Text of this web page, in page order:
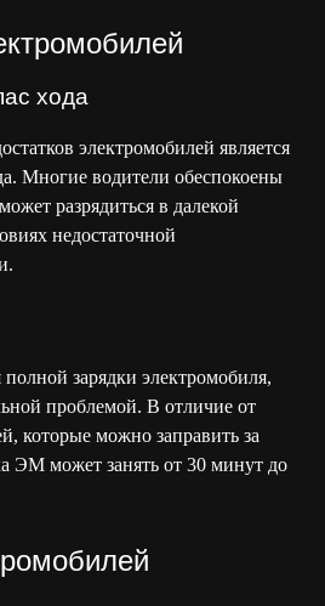
хода
электромобилей является
Многие водители обеспокоены
разрядиться в далекой
недостаточной
зарядки электромобиля,
проблемой. В отличие от
которые можно заправить за
ЭМ может занять от 30 минут до